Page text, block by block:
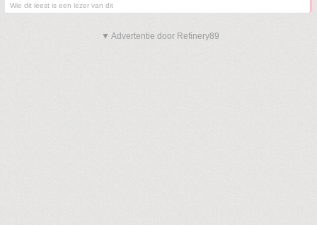
Wie dit leest is een lezer van dit
▼ Advertentie door Refinery89